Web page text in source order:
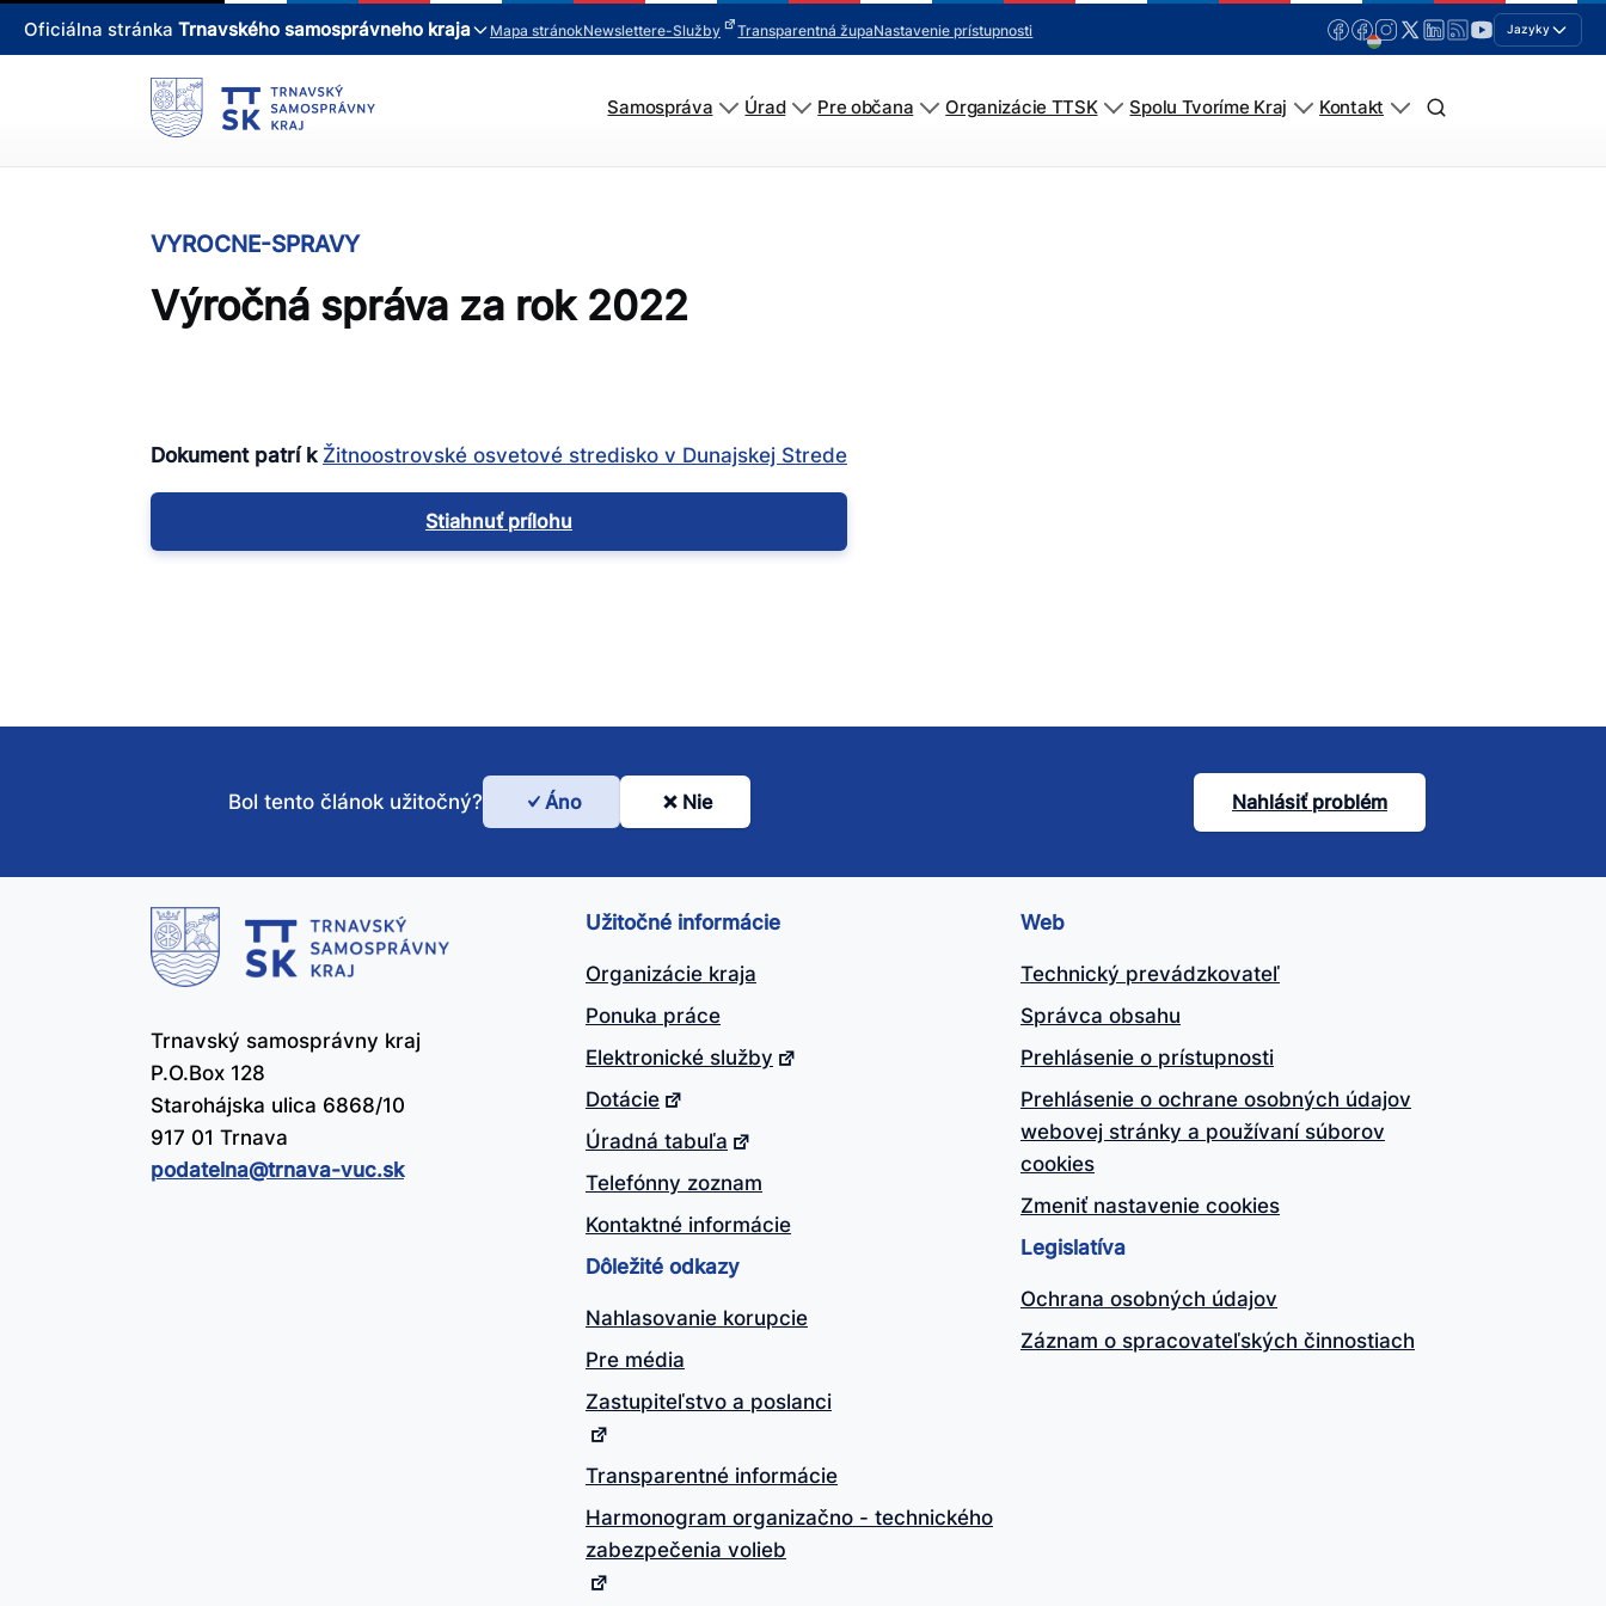
Oficiálna stránka Trnavského samosprávneho kraja Mapa stránokNewslettere-Služby Transparentná župaNastavenie prístupnosti Jazyky
Samospráva Úrad Pre občana Organizácie TTSK Spolu Tvoríme Kraj Kontakt
VYROCNE-SPRAVY
Výročná správa za rok 2022
Dokument patrí k Žitnoostrovské osvetové stredisko v Dunajskej Strede
Stiahnuť prílohu
Bol
tento
článok
užitočný?
Bol tento článok užitočný? Áno Nie Nahlásiť problém
Trnavský samosprávny kraj
P.O.Box 128
Starohájska ulica 6868/10
917 01 Trnava
podatelna@​trnava-vuc.sk
Užitočné informácie
Organizácie kraja
Ponuka práce
Elektronické služby
Dotácie
Úradná tabuľa
Telefónny zoznam
Kontaktné informácie
Dôležité odkazy
Nahlasovanie korupcie
Pre média
Zastupiteľstvo a poslanci
Transparentné informácie
Harmonogram organizačno - technického
zabezpečenia volieb
Web
Technický prevádzkovateľ
Správca obsahu
Prehlásenie o prístupnosti
Prehlásenie o ochrane osobných údajov
webovej stránky a používaní súborov
cookies
Zmeniť nastavenie cookies
Legislatíva
Ochrana osobných údajov
Záznam o spracovateľských činnostiach